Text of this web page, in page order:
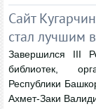
Сайт
стал лучшим
Завершился III
библиотек,
Республики
Ахмет-Заки